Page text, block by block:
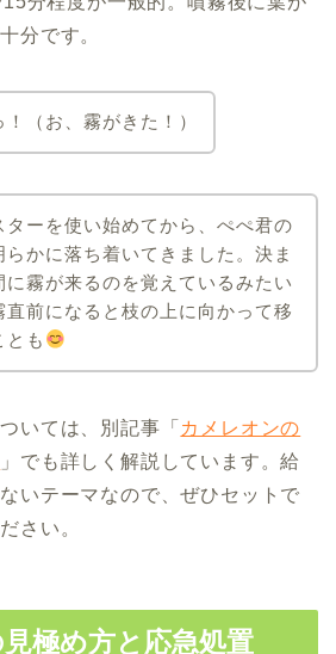
分です。
！（お、霧がきた！）
ターを使い始めてから、ぺぺ君の
らかに落ち着いてきました。決ま
に霧が来るのを覚えているみたい
直前になると枝の上に向かって移
とも
いては、別記事「 カメレオンの
」でも詳しく解説しています。給
いテーマなので、ぜひセットで
さい。
極め方と応急処置